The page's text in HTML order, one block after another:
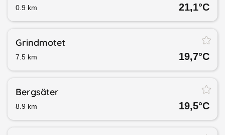
0.9 km 21,1°C
Grindmotet
7.5 km 19,7°C
Bergsäter
8.9 km 19,5°C